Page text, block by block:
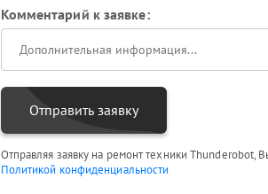
Комментарий к заявке:
Отправить заявку
Отправляя заявку на ремонт техники Thunderobot,
Политикой конфиденциальности